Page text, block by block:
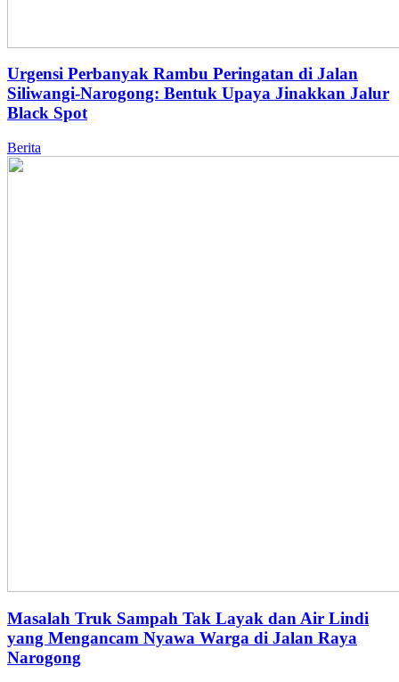
Urgensi Perbanyak Rambu Peringatan di Jalan
Siliwangi-Narogong: Bentuk Upaya Jinakkan Jalur
Black Spot
Berita
Masalah Truk Sampah Tak Layak dan Air Lindi
yang Mengancam Nyawa Warga di Jalan Raya
Narogong